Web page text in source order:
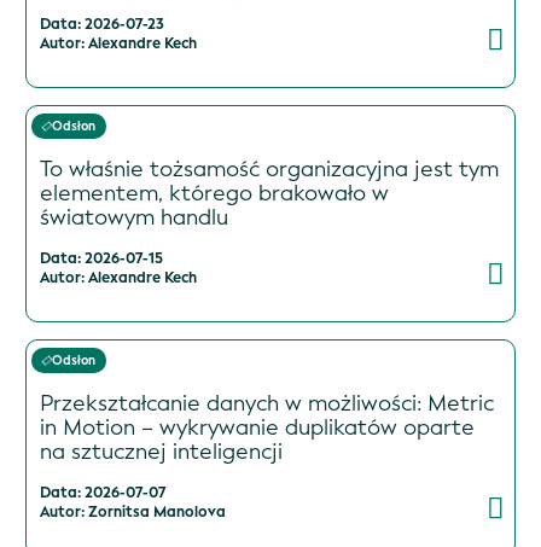
Data: 2026-07-23
Autor: Alexandre Kech
Odsłon
To właśnie tożsamość organizacyjna jest tym
elementem, którego brakowało w
światowym handlu
Data: 2026-07-15
Autor: Alexandre Kech
Odsłon
Przekształcanie danych w możliwości: Metric
in Motion – wykrywanie duplikatów oparte
na sztucznej inteligencji
Data: 2026-07-07
Autor: Zornitsa Manolova